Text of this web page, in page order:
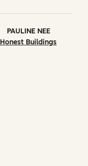
PAULINE NEE
Honest Buildings